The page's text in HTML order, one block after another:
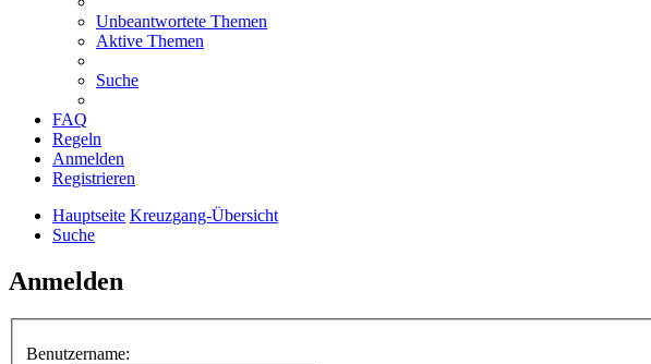
Unbeantwortete Themen
Aktive Themen
Suche
FAQ
Regeln
Anmelden
Registrieren
Hauptseite Kreuzgang-Übersicht
Suche
Anmelden
Benutzername: